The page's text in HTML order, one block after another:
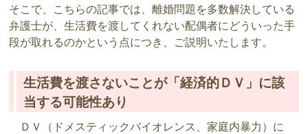
そこで、こちらの記事では、離婚問題を多数解決している
弁護士が、生活費を渡してくれない配偶者にどういった手
段が取れるのかという点につき、ご説明いたします。
生活費を渡さないことが「経済的ＤＶ」に該
当する可能性あり
ＤＶ（ドメスティックバイオレンス、家庭内暴力）に